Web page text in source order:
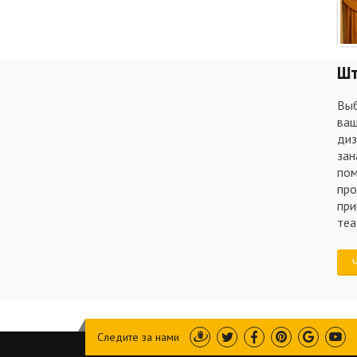
Следите за нами Draugiem
TwitterFacebookPinterest
Google